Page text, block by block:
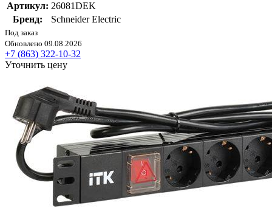
Артикул: 26081DEK
Бренд:
Schneider Electric
Под заказ
Обновлено 09.08.2026
+7 (863) 322-10-32
Уточнить цену